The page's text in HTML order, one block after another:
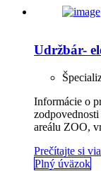
Udržbár-
Informácie o
areálu ZOO,
Prečítajte si
Plný úväzok